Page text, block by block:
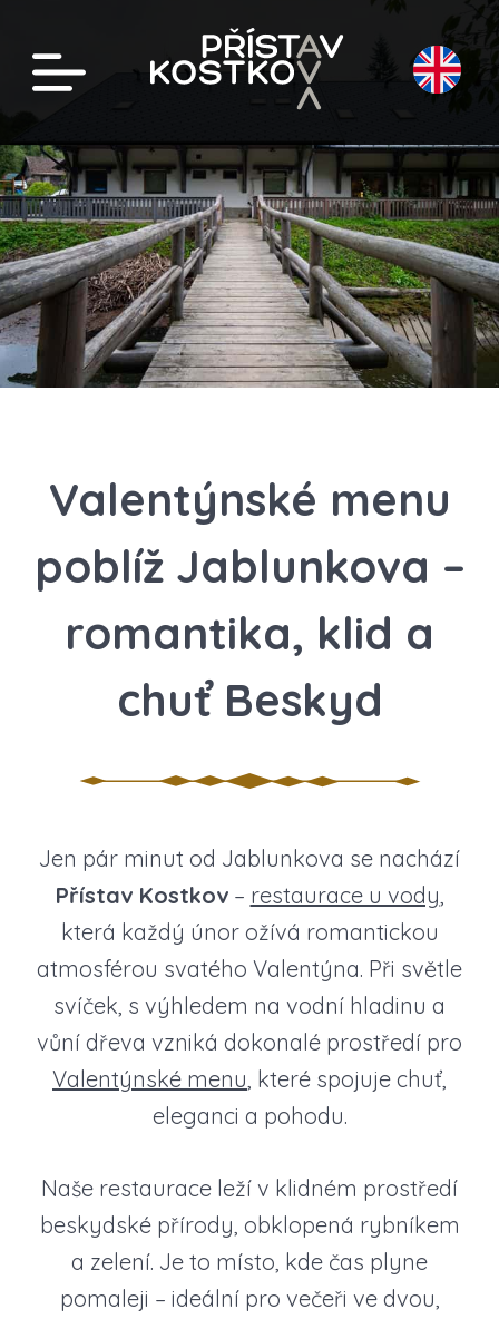
Valentýnské menu
poblíž Jablunkova –
romantika, klid a
chuť Beskyd
Jen pár minut od Jablunkova se nachází
Přístav Kostkov– restaurace u vody
která každý únor ožívá romantickou
atmosférou svatého Valentýna. Při světle
svíček, s výhledem na vodní hladinu a
vůní dřeva vzniká dokonalé prostředí pro
Valentýnské menu , které spojuje chuť,
eleganci a pohodu.
Naše restaurace leží v klidném prostředí
beskydské přírody, obklopená rybníkem
a zelení. Je to místo, kde čas plyne
pomaleji – ideální pro večeři ve dvou,